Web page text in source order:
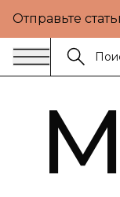
Отправьте